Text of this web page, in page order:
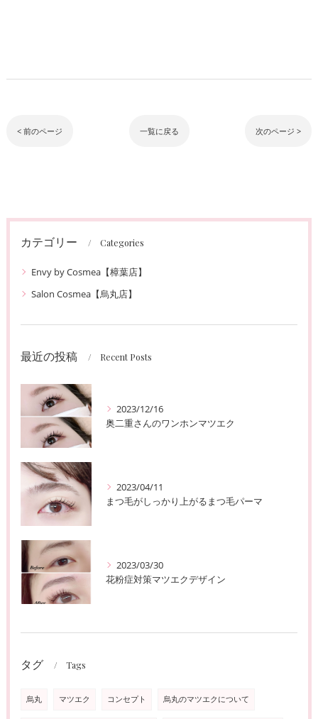
< 前のページ 一覧に戻る 次のページ >
カテゴリー Categories
Envy by Cosmea【樟葉店】
Salon Cosmea【烏丸店】
最近の投稿 Recent Posts
2023/12/16
奥二重さんのワンホンマツエク
2023/04/11
まつ毛がしっかり上がるまつ毛パーマ
2023/03/30
花粉症対策マツエクデザイン
タグ Tags
烏丸 マツエク コンセプト 烏丸のマツエクについて